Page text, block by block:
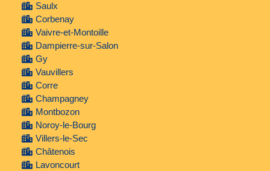
Saulx
Corbenay
Vaivre-et-Montoille
Dampierre-sur-Salon
Gy
Vauvillers
Corre
Champagney
Montbozon
Noroy-le-Bourg
Villers-le-Sec
Châtenois
Lavoncourt